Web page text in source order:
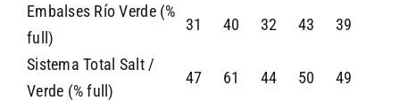
Embalses Río Verde (%
full)
31 40 32 43 39
Sistema Total Salt /
Verde (% full)
47 61 44 50 49